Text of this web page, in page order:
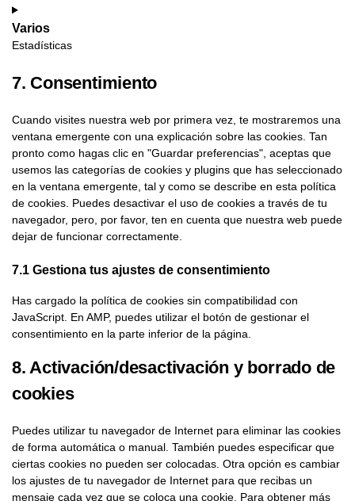
Varios
Estadísticas
7. Consentimiento
Cuando visites nuestra web por primera vez, te mostraremos una
ventana emergente con una explicación sobre las cookies. Tan
pronto como hagas clic en "Guardar preferencias", aceptas que
usemos las categorías de cookies y plugins que has seleccionado
en la ventana emergente, tal y como se describe en esta política
de cookies. Puedes desactivar el uso de cookies a través de tu
navegador, pero, por favor, ten en cuenta que nuestra web puede
dejar de funcionar correctamente.
7.1 Gestiona tus ajustes de consentimiento
Has cargado la política de cookies sin compatibilidad con
JavaScript. En AMP, puedes utilizar el botón de gestionar el
consentimiento en la parte inferior de la página.
8. Activación/desactivación y borrado de
cookies
Puedes utilizar tu navegador de Internet para eliminar las cookies
de forma automática o manual. También puedes especificar que
ciertas cookies no pueden ser colocadas. Otra opción es cambiar
los ajustes de tu navegador de Internet para que recibas un
mensaje cada vez que se coloca una cookie. Para obtener más